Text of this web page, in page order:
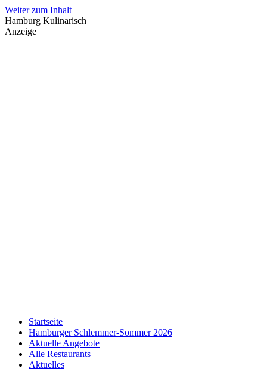
Weiter zum Inhalt
Hamburg Kulinarisch
Anzeige
Startseite
Hamburger Schlemmer-Sommer 2026
Aktuelle Angebote
Alle Restaurants
Aktuelles